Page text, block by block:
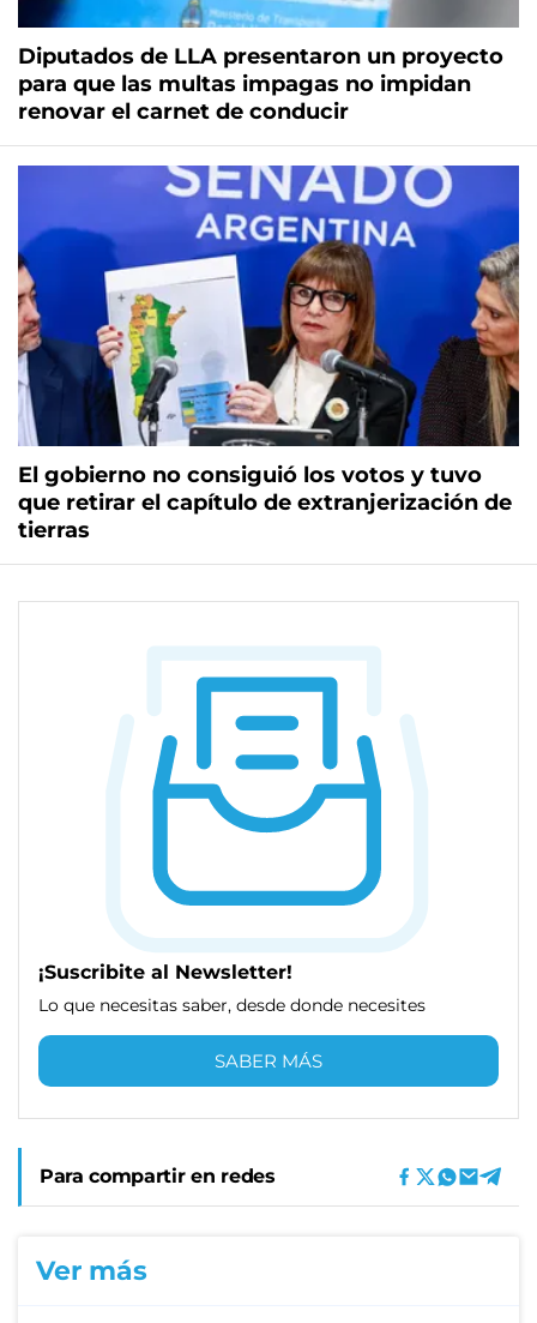
Diputados de LLA presentaron un proyecto
para que las multas impagas no impidan
renovar el carnet de conducir
El gobierno no consiguió los votos y tuvo
que retirar el capítulo de extranjerización de
tierras
¡Suscribite al Newsletter!
Lo que necesitas saber, desde donde necesites
SABER MÁS
Para compartir en redes
Ver más